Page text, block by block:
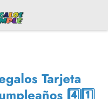
Tarjeta
4️⃣1️⃣